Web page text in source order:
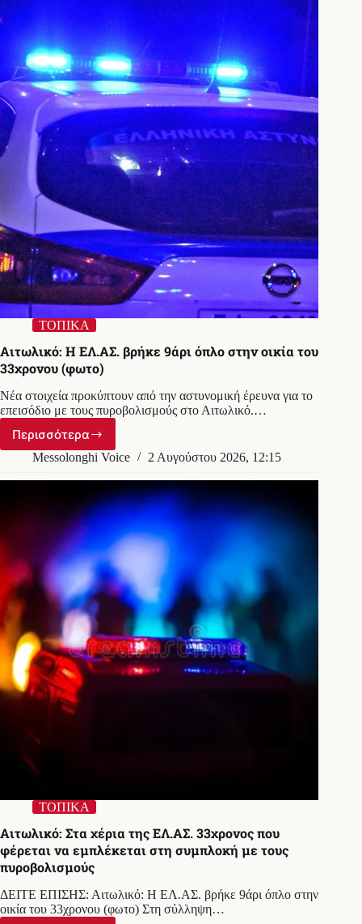
τροχιά
ανάπτυξης
–
Υδατοδρόμιο,
μαρίνα
και
ανάπλαση
στο
σχέδιο
της
Δημοτικής
Αρχής
ΤΟΠΙΚΑ
Αιτωλικό: Η ΕΛ.ΑΣ. βρήκε 9άρι όπλο στην οικία του
33χρονου (φωτο)
Νέα στοιχεία προκύπτουν από την αστυνομική έρευνα για το
επεισόδιο με τους πυροβολισμούς στο Αιτωλικό.…
Περισσότερα
Αιτωλικό:
Η
όπλο
στην
οικία
του
33χρονου
(φωτο)
Messolonghi Voice 2 Αυγούστου 2026, 12:15
ΤΟΠΙΚΑ
Αιτωλικό: Στα χέρια της ΕΛ.ΑΣ. 33χρονος που
φέρεται να εμπλέκεται στη συμπλοκή με τους
πυροβολισμούς
ΔΕΙΤΕ ΕΠΙΣΗΣ: Αιτωλικό: Η ΕΛ.ΑΣ. βρήκε 9άρι όπλο στην
οικία του 33χρονου (φωτο) Στη σύλληψη…